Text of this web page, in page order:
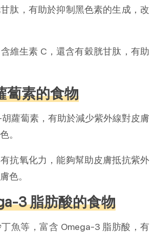
肽，有助於抑制黑色素的生成，改
維生素 C，還含有穀胱甘肽，有助
蔔素的食物
蘿蔔素，有助於減少紫外線對皮膚
。
抗氧化力，能夠幫助皮膚抵抗紫外
色。
3 脂肪酸的食物
魚等，富含 Omega-3 脂肪酸，有